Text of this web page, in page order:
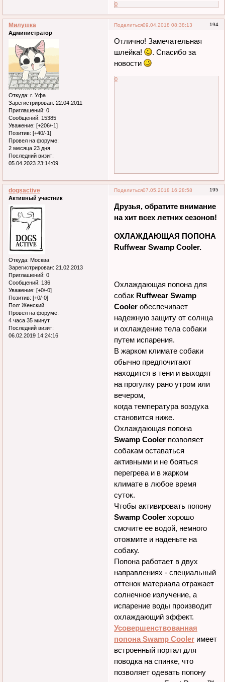
команда DOGS ACTIVE
+7 (917) 567-8-765
г. Москва, ул. Обручева, дом
27, к.8, офис 201А
0
Милушка
Администратор
Откуда: г. Уфа
Зарегистрирован
Приглашений:0
Сообщений:15385
Позитив: [+40/-1]
Провел на форуме:
2 месяца 23 дня
05.04.2023 23:14:09
Поделиться 195
07.05.2018 16:28:58
dogsactive
Активный участник
Откуда:Москва
Зарегистрирован: 21.02.2013
Приглашений:0
Сообщений:136
Уважение: [+0/-0]
ОХЛАЖДАЮЩАЯ ПОПОНА
Ruffwear Swamp Cooler.
Охлаждающая попона для
собак Ruffwear Swamp
Coolerобеспечивает
надежную защиту от солнца
и охлаждение тела собаки
путем испарения.
В жарком климате собаки
обычно предпочитают
находится в тени и выходят
на прогулку рано утром или
вечером,
когда температура воздуха
становится ниже.
Охлаждающая попона
Swamp Coolerпозволяет
собакам оставаться
активными и не бояться
перегрева и в жарком
климате в любое время
суток.
Чтобы активировать попону
Swamp Coolerхорошо
смочите ее водой, немного
отожмите и наденьте на
собаку.
Попона работает в двух
направлениях - специальный
оттенок материала отражает
солнечное излучение, а
испарение воды производит
охлаждающий эффект.
Усовершенствованная